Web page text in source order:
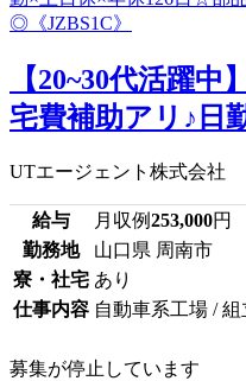
【20~30代活躍中
宅費補助アリ♪日
UTエージェント株式会社
給与 月収例253,000円
勤務地
山口県 周南市
寮・社宅 あり
仕事内容 自動車系工場 /
募集が停止しています